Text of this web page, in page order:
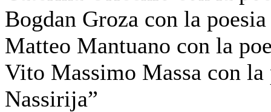
Bogdan Groza con la poesia
Matteo Mantuano con la
Vito Massimo Massa con
Nassirija”